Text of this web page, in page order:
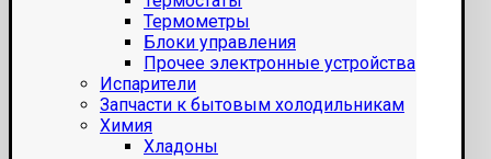
Термометры
Блоки управления
Прочее электронные устройства
Испарители
Запчасти к бытовым холодильникам
Химия
Хладоны